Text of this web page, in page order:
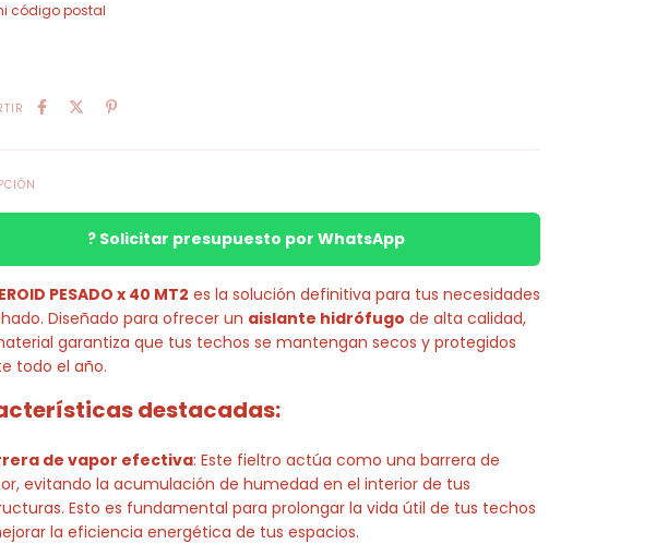
código postal
? Solicitar presupuesto por WhatsApp
PESADO x 40 MT2 es la solución definitiva para tus necesidades
Diseñado para ofrecer un aislante hidrófugo de alta calidad,
garantiza que tus techos se mantengan secos y protegidos
todo el año.
destacadas:
de vapor efectiva: Este fieltro actúa como una barrera de
evitando la acumulación de humedad en el interior de tus
Esto es fundamental para prolongar la vida útil de tus techos
la eficiencia energética de tus espacios.